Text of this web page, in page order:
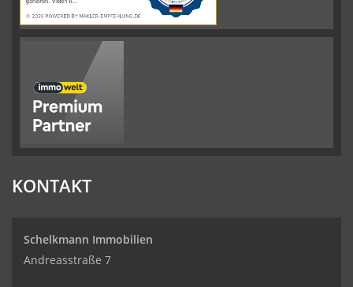
KONTAKT
Schelkmann Immobilien
Andreasstraße 7